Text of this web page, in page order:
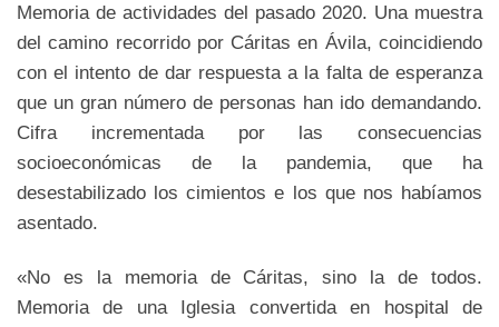
Memoria de actividades del pasado 2020. Una muestra
del camino recorrido por Cáritas en Ávila, coincidiendo
con el intento de dar respuesta a la falta de esperanza
que un gran número de personas han ido demandando.
Cifra incrementada por las consecuencias
socioeconómicas de la pandemia, que ha
desestabilizado los cimientos e los que nos habíamos
asentado.
«No es la memoria de Cáritas, sino la de todos.
Memoria de una Iglesia convertida en hospital de